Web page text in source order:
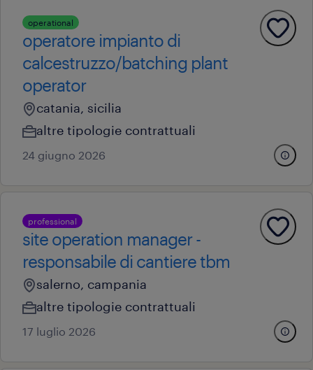
operational
operatore impianto di
calcestruzzo/batching plant
operator
catania, sicilia
altre tipologie contrattuali
24 giugno 2026
professional
site operation manager -
responsabile di cantiere tbm
salerno, campania
altre tipologie contrattuali
17 luglio 2026